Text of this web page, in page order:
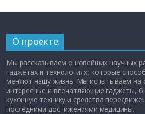
О проекте
Мы рассказываем о новейших научных
гаджетах и технологиях, которые
меняют нашу жизнь. Мы испытываем на
интересные и впечатляющие гаджеты,
кухонную технику и средства
последними достижениями медицины.